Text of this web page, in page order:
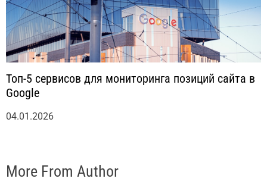
Топ-5 сервисов для мониторинга позиций сайта в
Google
04.01.2026
More From Author